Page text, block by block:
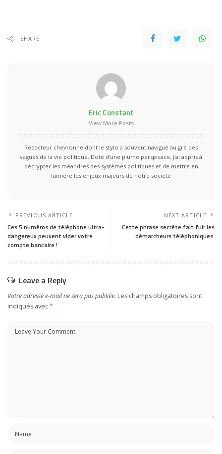
SHARE
Eric Constant
View More Posts
Rédacteur chevronné dont le stylo a souvent navigué au gré des
vagues de la vie politique. Doté d'une plume perspicace, j'ai appris à
décrypter les méandres des systèmes politiques et de mettre en
lumière les enjeux majeurs de notre société
PREVIOUS ARTICLE
Ces 5 numéros de téléphone ultra-
dangereux peuvent vider votre
compte bancaire !
NEXT ARTICLE
Cette phrase secrète fait fuir les
démarcheurs téléphoniques
Leave a Reply
Votre adresse e-mail ne sera pas publiée. Les champs obligatoires sont
indiqués avec*